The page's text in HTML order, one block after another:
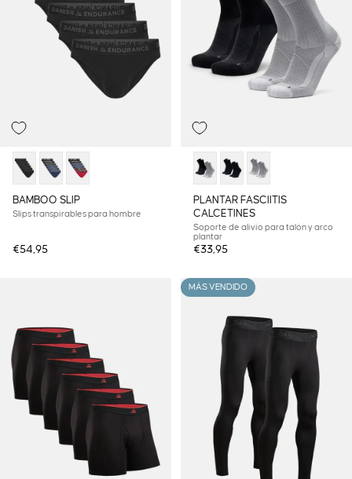
BAMBOO SLIP
Slips transpirables para hombre
€54,95
PLANTAR FASCIITIS
CALCETINES
Soporte de alivio para talón y arco
plantar
€33,95
MÁS VENDIDO